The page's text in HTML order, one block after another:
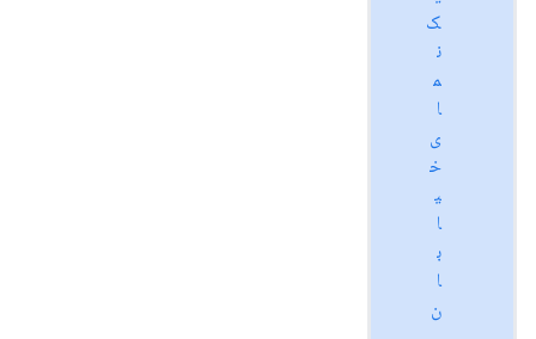
ک
ن
م
ا
ی
خ
ی
ا
ب
ا
ن